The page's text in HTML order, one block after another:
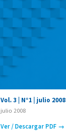
Vol. 3 | N°1 | julio 2008
julio 2008
Ver / Descargar PDF →